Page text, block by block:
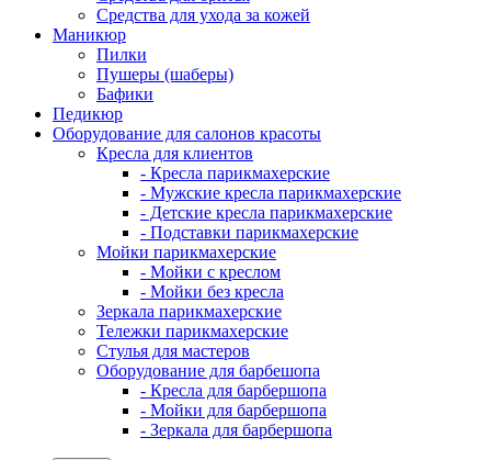
Средства для ухода за кожей
Маникюр
Пилки
Пушеры (шаберы)
Бафики
Педикюр
Оборудование для салонов красоты
Кресла для клиентов
- Кресла парикмахерские
- Мужские кресла парикмахерские
- Детские кресла парикмахерские
- Подставки парикмахерские
Мойки парикмахерские
- Мойки с креслом
- Мойки без кресла
Зеркала парикмахерские
Тележки парикмахерские
Стулья для мастеров
Оборудование для барбешопа
- Кресла для барбершопа
- Мойки для барбершопа
- Зеркала для барбершопа